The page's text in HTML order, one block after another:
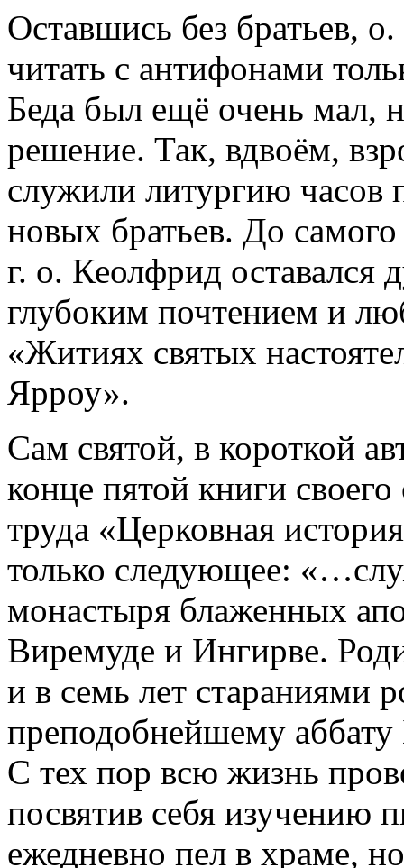
Оставшись без братьев,
читать с антифонами
Беда был ещё очень мал,
решение. Так, вдвоём,
служили литургию часов
новых братьев. До
г. о. Кеолфрид
глубоким почтением и
«Житиях святых
Ярроу».
Сам святой, в короткой
конце пятой книги своего
труда «Церковная
только следующее:
монастыря блаженных
Виремуде и Ингирве.
и в семь лет стараниями
преподобнейшему
С тех пор всю жизнь
посвятив себя изучению
ежедневно пел в храме,